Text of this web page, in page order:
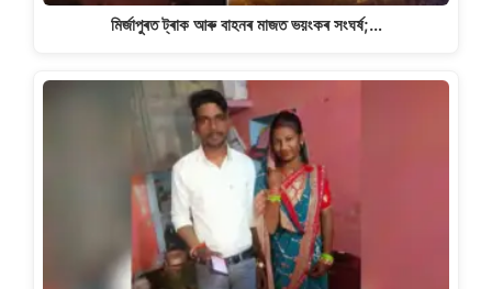
মিৰ্জাপুৰত ট্ৰাক আৰু বাহনৰ মাজত ভয়ংকৰ সংঘৰ্ষ;…